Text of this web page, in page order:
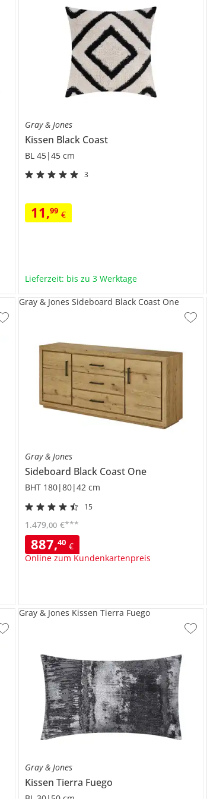
Gray & Jones
Kissen Black Coast
BL 45|45 cm
3
11,99 €
Lieferzeit: bis zu 3 Werktage
Gray & Jones
Sideboard Black Coast One
BHT 180|80|42 cm
15
887,40 €
Online zum Kundenkartenpreis
1.479,00 €***
Gray & Jones Sideboard Black Coast One
Gray & Jones
Kissen Tierra Fuego
Gray & Jones Kissen Tierra Fuego